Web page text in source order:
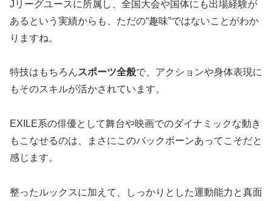
Jリーグユースに所属し、全国大会や国体にも出場経験が
あるという実績からも、ただの“趣味”ではないことがわか
りますね。
特技はもちろんスポーツ全般で、アクションや身体表現に
もそのスキルが活かされています。
EXILE系の俳優として舞台や映画でのダイナミックな動き
もこなせるのは、まさにこのバックボーンあってこそだと
感じます。
整ったルックスに加えて、しっかりとした運動能力と真面